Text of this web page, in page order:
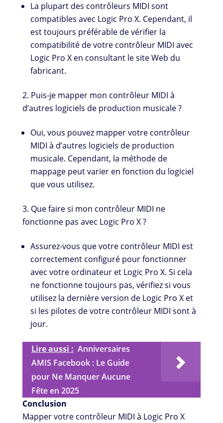
La plupart des contrôleurs MIDI sont
compatibles avec Logic Pro X. Cependant, il
est toujours préférable de vérifier la
compatibilité de votre contrôleur MIDI avec
Logic Pro X en consultant le site Web du
fabricant.
Puis-je mapper mon contrôleur MIDI à
d’autres logiciels de production musicale ?
Oui, vous pouvez mapper votre contrôleur
MIDI à d’autres logiciels de production
musicale. Cependant, la méthode de
mappage peut varier en fonction du logiciel
que vous utilisez.
Que faire si mon contrôleur MIDI ne
fonctionne pas avec Logic Pro X ?
Assurez-vous que votre contrôleur MIDI est
correctement configuré pour fonctionner
avec votre ordinateur et Logic Pro X. Si cela
ne fonctionne toujours pas, vérifiez si vous
utilisez la dernière version de Logic Pro X et
si les pilotes de votre contrôleur MIDI sont à
jour.
Lire aussi : Anniversaires
AMIS Facebook : Le Guide
pour Ne Manquer Aucune
Fête en 2025
Conclusion
Mapper votre contrôleur MIDI à Logic Pro X